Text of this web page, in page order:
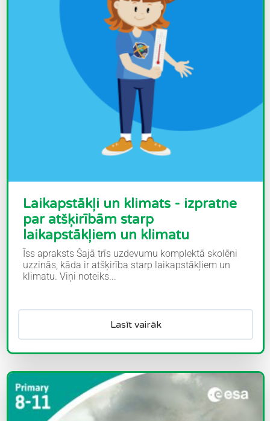
Laikapstākļi un klimats - izpratne
par atšķirībām starp
laikapstākļiem un klimatu
Īss apraksts Šajā trīs uzdevumu komplektā skolēni
uzzinās, kāda ir atšķirība starp laikapstākļiem un
klimatu. Viņi noteiks...
Lasīt vairāk